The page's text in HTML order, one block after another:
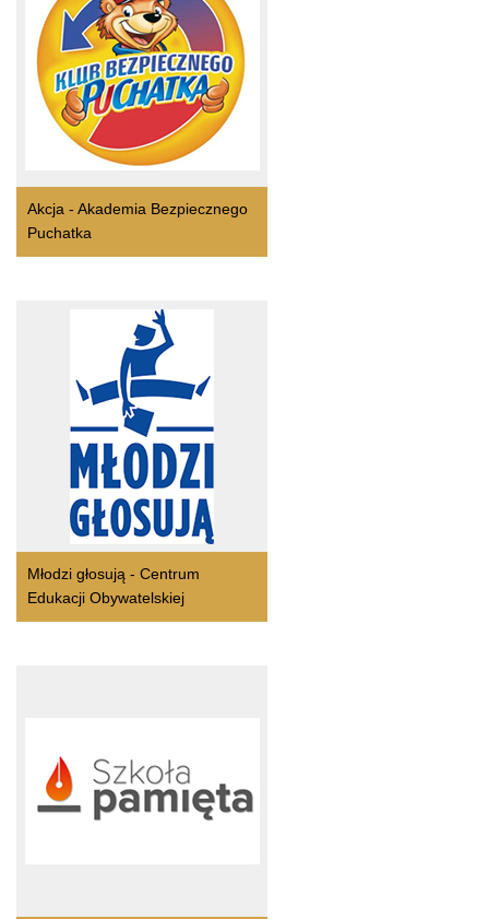
Akcja - Akademia Bezpiecznego
Puchatka
Młodzi głosują - Centrum
Edukacji Obywatelskiej